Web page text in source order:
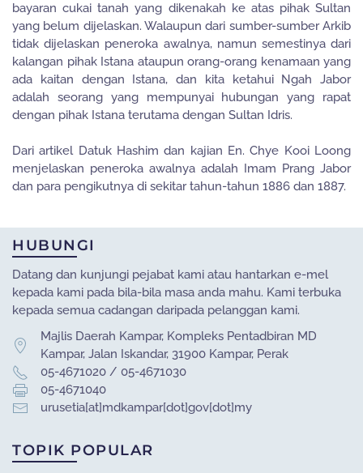
bayaran cukai tanah yang dikenakah ke atas pihak Sultan
yang belum dijelaskan. Walaupun dari sumber-sumber Arkib
tidak dijelaskan peneroka awalnya, namun semestinya dari
kalangan pihak Istana ataupun orang-orang kenamaan yang
ada kaitan dengan Istana, dan kita ketahui Ngah Jabor
adalah seorang yang mempunyai hubungan yang rapat
dengan pihak Istana terutama dengan Sultan Idris.
Dari artikel Datuk Hashim dan kajian En. Chye Kooi Loong
menjelaskan peneroka awalnya adalah Imam Prang Jabor
dan para pengikutnya di sekitar tahun-tahun 1886 dan 1887.
HUBUNGI
Datang dan kunjungi pejabat kami atau hantarkan e-mel
kepada kami pada bila-bila masa anda mahu. Kami terbuka
kepada semua cadangan daripada pelanggan kami.
Majlis Daerah Kampar, Kompleks Pentadbiran MD
Kampar, Jalan Iskandar, 31900 Kampar, Perak
05-4671020 / 05-4671030
05-4671040
urusetia[at]mdkampar[dot]gov[dot]my
TOPIK POPULAR